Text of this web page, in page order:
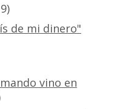
de mi dinero"
vino en